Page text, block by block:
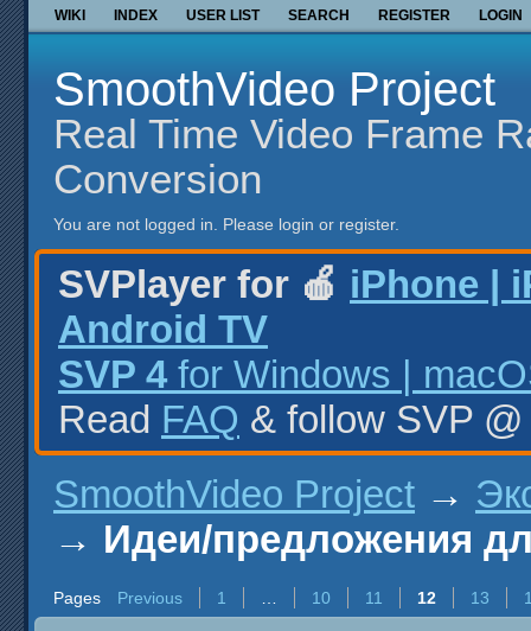
WIKI INDEX USER LIST SEARCH REGISTER LOGIN
SmoothVideo Project
Real Time Video Frame
Conversion
You are not logged in. Please login or register.
SVPlayer for 🍎 iPhone |
Android TV
SVP 4 for Windows |
Read FAQ & follow SVP
SmoothVideo Project →
→ Идеи/предложения
Pages Previous 1 10 11 12 13